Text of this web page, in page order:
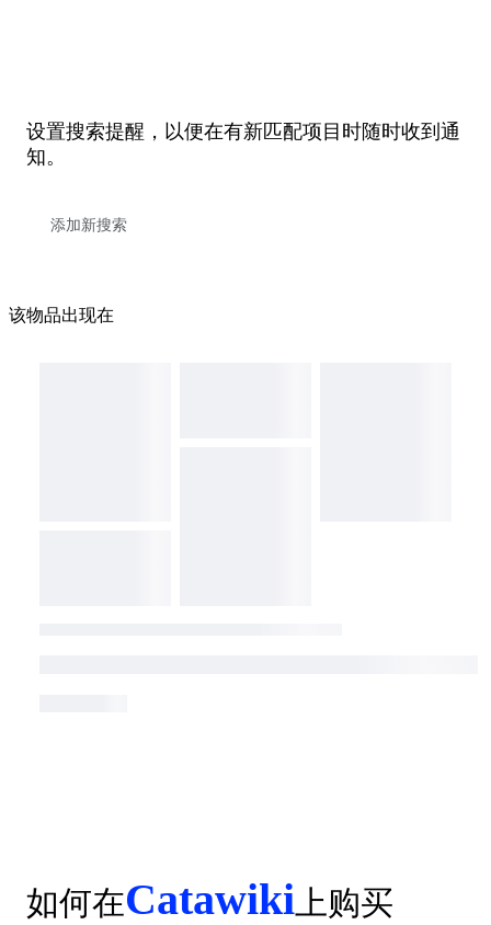
设置搜索提醒，以便在有新匹配项目时随时收到通
知。
该物品出现在
如何在Catawiki 上购买